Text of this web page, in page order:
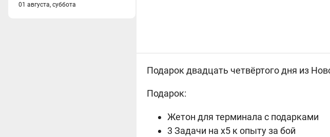
01 августа, суббота
Подарок двадцать четвёртого дня из
Подарок:
Жетон для терминала с подарками
3 Задачи на х5 к опыту за бой